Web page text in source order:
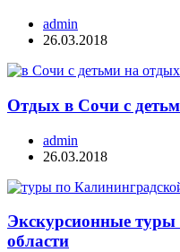
admin
26.03.2018
Отдых в Сочи с
admin
26.03.2018
Экскурсионные
области